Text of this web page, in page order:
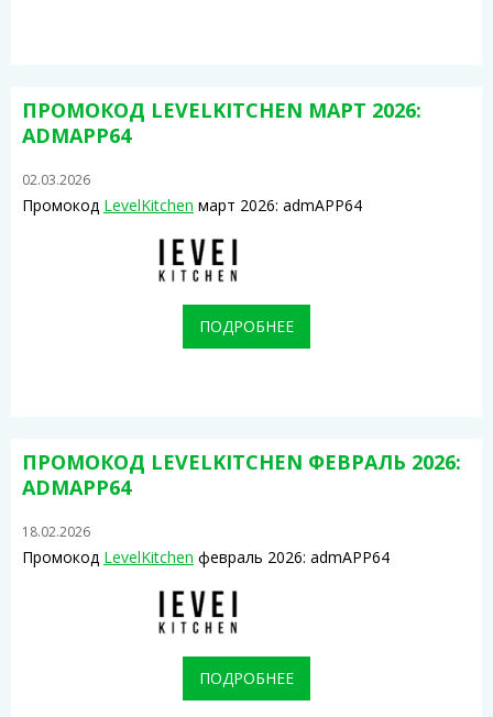
ПРОМОКОД LEVELKITCHEN МАРТ 2026:
ADMAPP64
02.03.2026
Промокод LevelKitchen март 2026: admAPP64
ПОДРОБНЕЕ
ПРОМОКОД LEVELKITCHEN ФЕВРАЛЬ 2026:
ADMAPP64
18.02.2026
Промокод LevelKitchen февраль 2026: admAPP64
ПОДРОБНЕЕ